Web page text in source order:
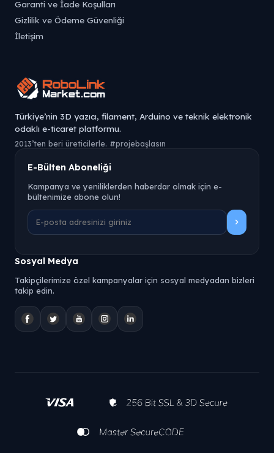
Garanti ve İade Koşulları
Gizlilik ve Ödeme Güvenliği
İletişim
Türkiye’nin 3D yazıcı, filament, Arduino ve teknik elektronik
odaklı e-ticaret platformu.
2013’ten beri üreticilerle. #projebaşlasın
E-Bülten Aboneliği
Kampanya ve yeniliklerden haberdar olmak için e-
bültenimize abone olun!
Sosyal Medya
Takipçilerimize özel kampanyalar için sosyal medyadan bizleri
takip edin.